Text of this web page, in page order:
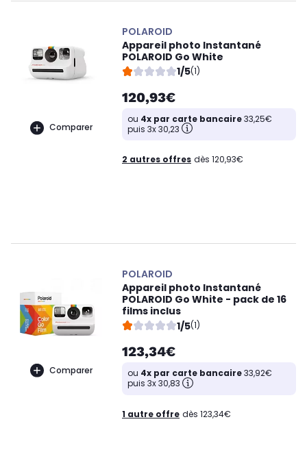
Comparer
POLAROID
Appareil photo Instantané
POLAROID Go White
1/5(1)
120,93€
ou 4x par carte bancaire33,25€
puis 3x 30,23
2 autres offres dès 120,93€
Comparer
POLAROID
Appareil photo Instantané
POLAROID Go White - pack de 16
films inclus
1/5(1)
123,34€
ou 4x par carte bancaire33,92€
puis 3x 30,83
1 autre offre dès 123,34€